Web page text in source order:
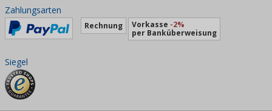
Zahlungsarten
Rechnung Vorkasse -2%
per Banküberweisung
Siegel